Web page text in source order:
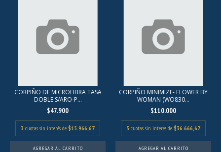
CORPIÑO DE MICROFIBRA TASA
DOBLE S/ARO-P...
$47.900
3 cuotas sin interés de $15.966,67
AGREGAR AL CARRITO
CORPIÑO MINIMIZE- FLOWER BY
WOMAN (WO830...
$110.000
3 cuotas sin interés de $36.666,67
AGREGAR AL CARRITO